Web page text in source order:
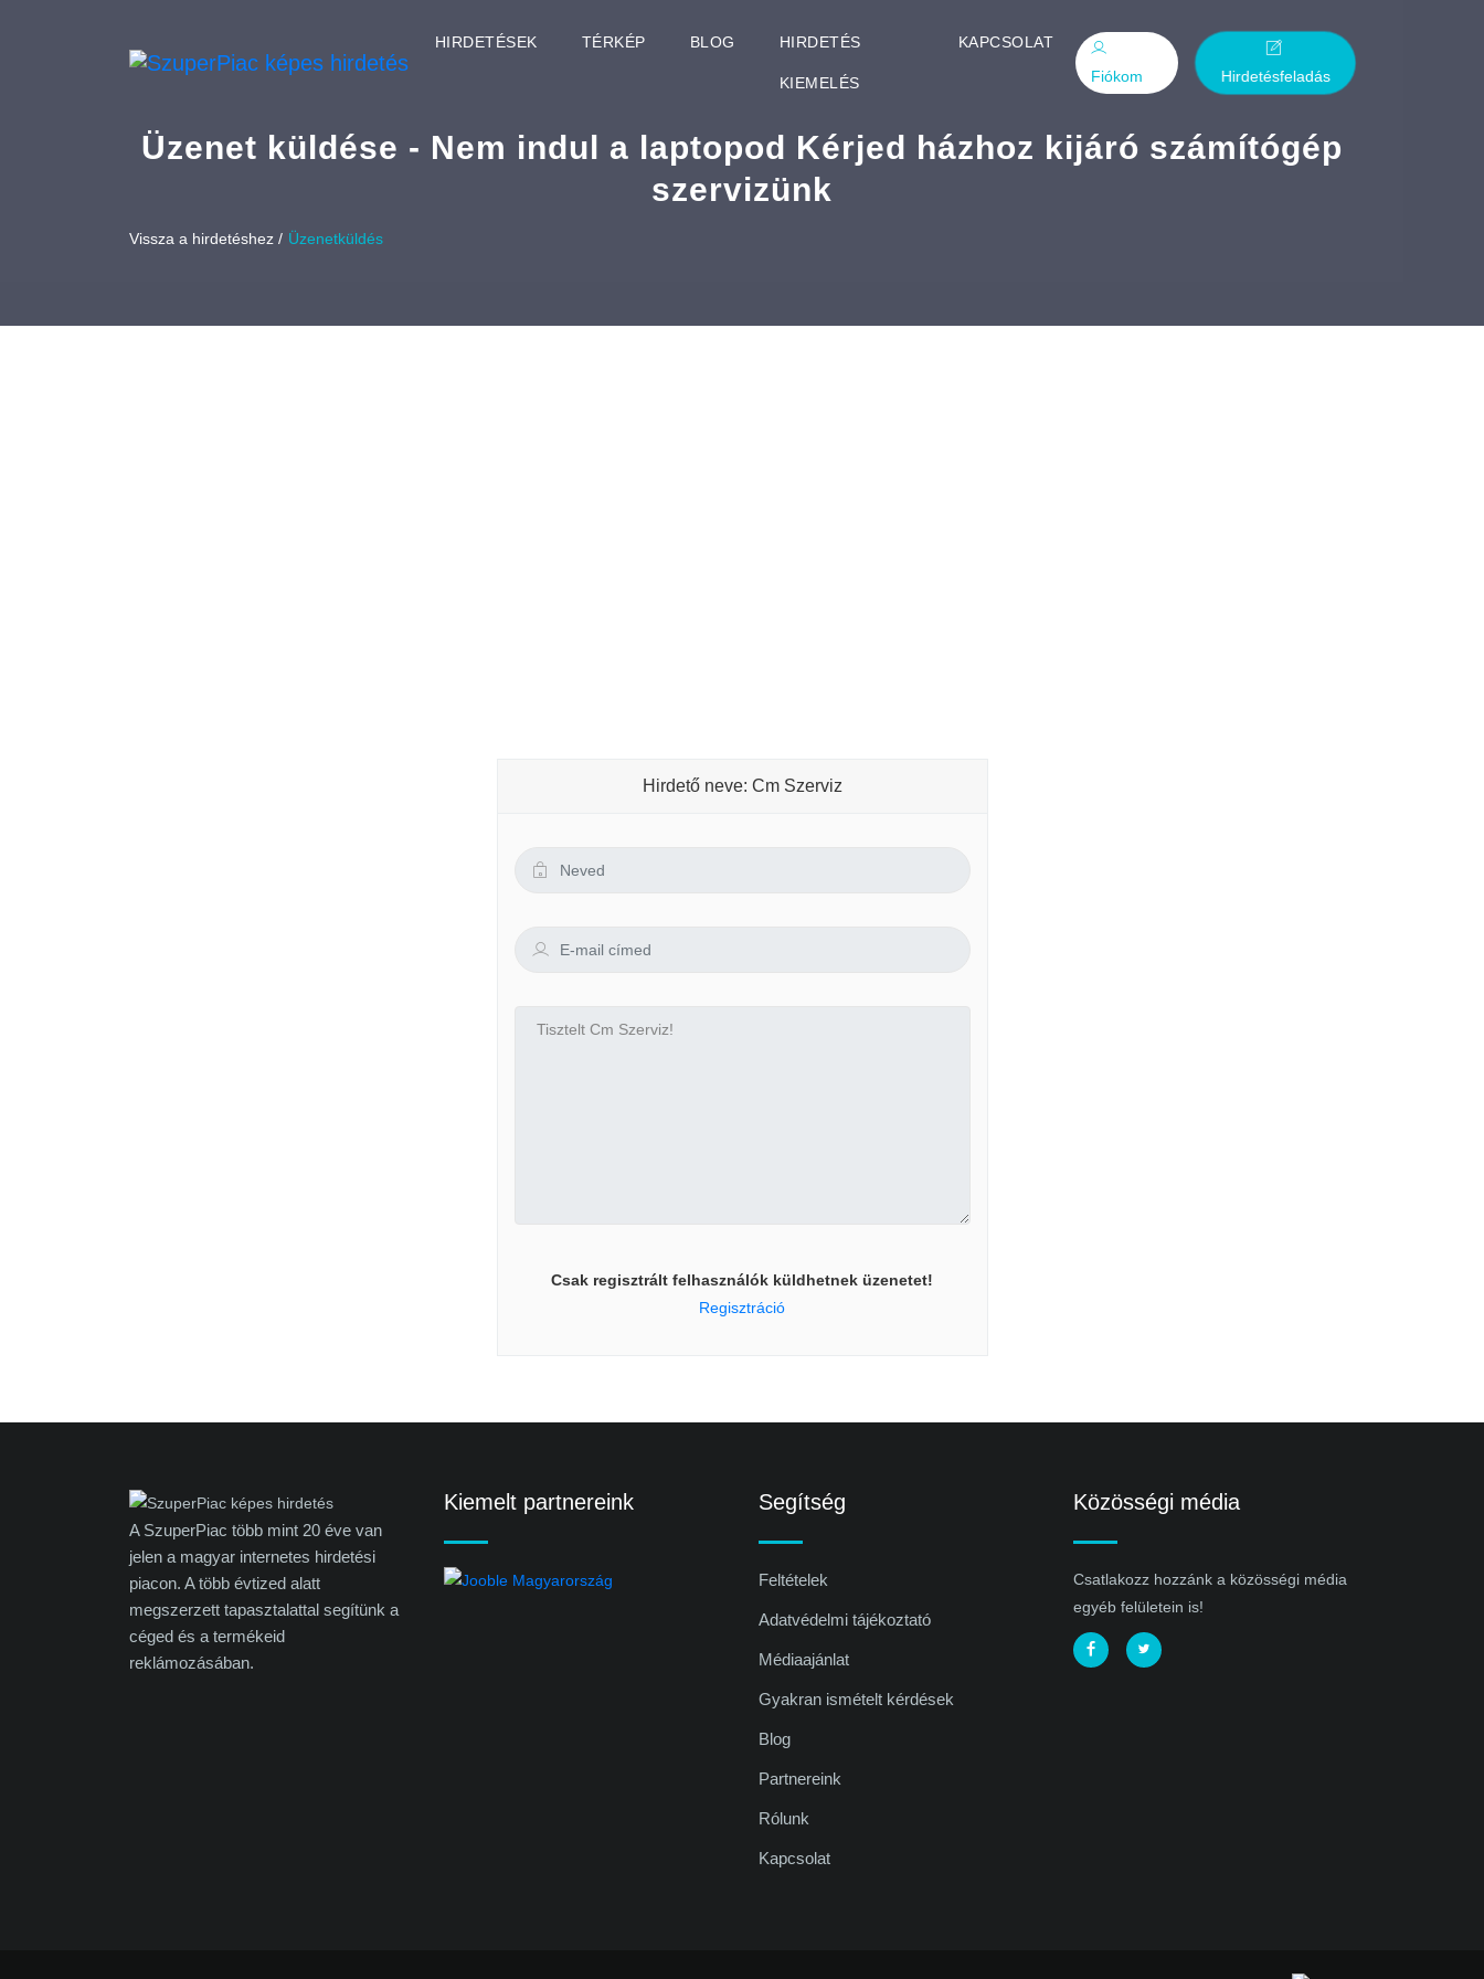
HIRDETÉSEK TÉRKÉP BLOG HIRDETÉS
KIEMELÉS
KAPCSOLAT
Fiókom
Hirdetésfeladás
Üzenet küldése - Nem indul a laptopod Kérjed házhoz kijáró számítógép
szervizünk
Vissza a hirdetéshez / Üzenetküldés
Hirdető neve: Cm Szerviz
Csak regisztrált felhasználók küldhetnek üzenetet!
Regisztráció
A SzuperPiac több mint 20 éve van
jelen a magyar internetes hirdetési
piacon. A több évtized alatt
megszerzett tapasztalattal segítünk a
céged és a termékeid
reklámozásában.
Kiemelt partnereink Segítség
Feltételek
Adatvédelmi tájékoztató
Médiaajánlat
Gyakran ismételt kérdések
Blog
Partnereink
Rólunk
Kapcsolat
Közösségi média
Csatlakozz hozzánk a közösségi média
egyéb felületein is!